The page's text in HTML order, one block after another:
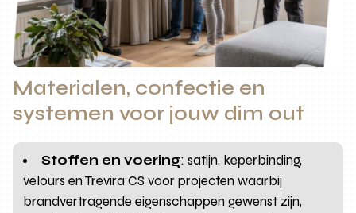
Materialen, confectie en
systemen voor jouw dim out
Stoffen en voering: satijn, keperbinding,
velours en Trevira CS voor projecten waarbij
brandvertragende eigenschappen gewenst zijn,